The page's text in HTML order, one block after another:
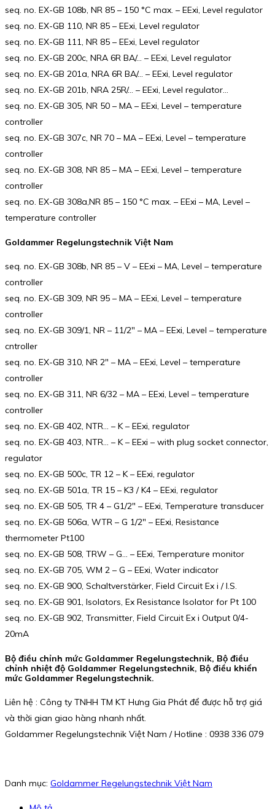
seq. no. EX-GB 108b, NR 85 – 150 °C max. – EExi, Level regulator
seq. no. EX-GB 110, NR 85 – EExi, Level regulator
seq. no. EX-GB 111, NR 85 – EExi, Level regulator
seq. no. EX-GB 200c, NRA 6R BA/… – EExi, Level regulator
seq. no. EX-GB 201a, NRA 6R BA/… – EExi, Level regulator
seq. no. EX-GB 201b, NRA 25R/… – EExi, Level regulator…
seq. no. EX-GB 305, NR 50 – MA – EExi, Level – temperature
controller
seq. no. EX-GB 307c, NR 70 – MA – EExi, Level – temperature
controller
seq. no. EX-GB 308, NR 85 – MA – EExi, Level – temperature
controller
seq. no. EX-GB 308a,NR 85 – 150 °C max. – EExi – MA, Level –
temperature controller
Goldammer Regelungstechnik Việt Nam
seq. no. EX-GB 308b, NR 85 – V – EExi – MA, Level – temperature
controller
seq. no. EX-GB 309, NR 95 – MA – EExi, Level – temperature
controller
seq. no. EX-GB 309/1, NR – 11/2″ – MA – EExi, Level – temperature
cntroller
seq. no. EX-GB 310, NR 2″ – MA – EExi, Level – temperature
controller
seq. no. EX-GB 311, NR 6/32 – MA – EExi, Level – temperature
controller
seq. no. EX-GB 402, NTR… – K – EExi, regulator
seq. no. EX-GB 403, NTR… – K – EExi – with plug socket connector,
regulator
seq. no. EX-GB 500c, TR 12 – K – EExi, regulator
seq. no. EX-GB 501a, TR 15 – K3 / K4 – EExi, regulator
seq. no. EX-GB 505, TR 4 – G1/2″ – EExi, Temperature transducer
seq. no. EX-GB 506a, WTR – G 1/2″ – EExi, Resistance
thermometer Pt100
seq. no. EX-GB 508, TRW – G… – EExi, Temperature monitor
seq. no. EX-GB 705, WM 2 – G – EExi, Water indicator
seq. no. EX-GB 900, Schaltverstärker, Field Circuit Ex i / I.S.
seq. no. EX-GB 901, Isolators, Ex Resistance Isolator for Pt 100
seq. no. EX-GB 902, Transmitter, Field Circuit Ex i Output 0/4-
20mA
Bộ điều chỉnh mức Goldammer Regelungstechnik, Bộ điều
chỉnh nhiệt độ Goldammer Regelungstechnik, Bộ điều khiển
mức Goldammer Regelungstechnik.
Liên hệ : Công ty TNHH TM KT Hưng Gia Phát để được hỗ trợ giá
và thời gian giao hàng nhanh nhất.
Goldammer Regelungstechnik Việt Nam / Hotline : 0938 336 079
Danh mục: Goldammer Regelungstechnik Việt Nam